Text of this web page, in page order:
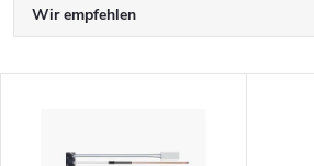
P
r
Wir empfehlen
Meistverkauft